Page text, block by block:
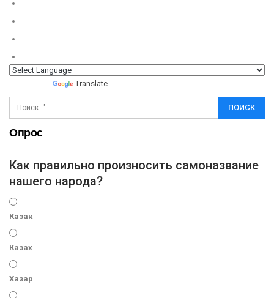
Translate
Опрос
Как правильно произносить самоназвание
нашего народа?
Казак
Казах
Хазар